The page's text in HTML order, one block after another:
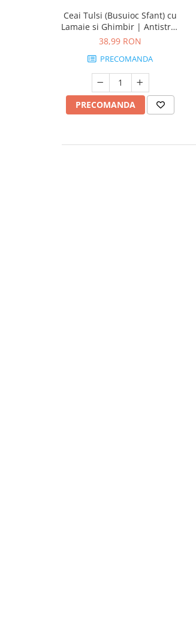
Ceai Tulsi (Busuioc Sfant) cu
Lamaie si Ghimbir | Antistres
Natural & Reinsufletire, plicuri
38,99 RON
PRECOMANDA
PRECOMANDA